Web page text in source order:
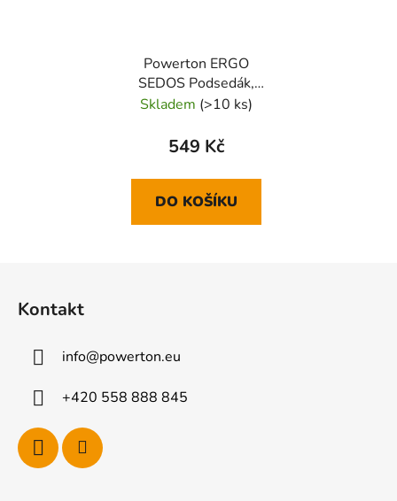
Powerton ERGO
SEDOS Podsedák,
vínově červený
Skladem (>10 ks)
549 Kč
DO KOŠÍKU
Kontakt
info@powerton.eu
+420 558 888 845